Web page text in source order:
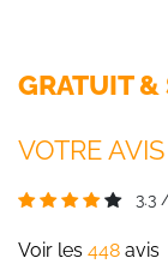
GRATUIT &
VOTRE
3.3
Voir les 448 avis